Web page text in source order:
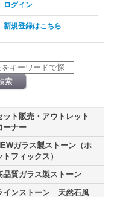
ログイン
新規登録はこちら
ット販売・アウトレット
ーナー
ガラス製ストーン（ホ
トフィックス）
品質ガラス製ストーン
インストーン 天然石風